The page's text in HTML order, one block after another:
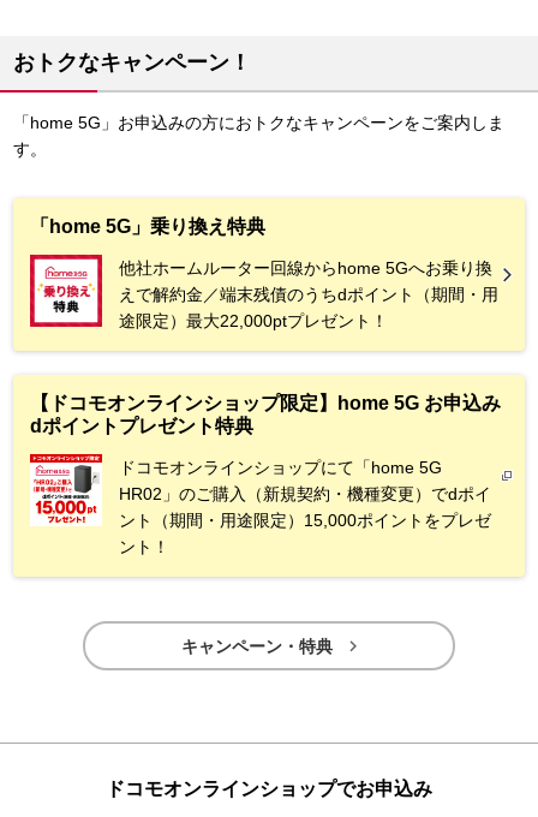
おトクなキャンペーン！
「home 5G」お申込みの方におトクなキャンペーンをご案内しま
す。
「home 5G」乗り換え特典
他社ホームルーター回線からhome 5Gへお乗り換
えで解約金／端末残債のうちdポイント（期間・用
途限定）最大22,000ptプレゼント！
【ドコモオンラインショップ限定】home 5G お申込み
dポイントプレゼント特典
ドコモオンラインショップにて「home 5G
HR02」のご購入（新規契約・機種変更）でdポイ
ント（期間・用途限定）15,000ポイントをプレゼ
ント！
キャンペーン・特典 
ドコモオンラインショップでお申込み